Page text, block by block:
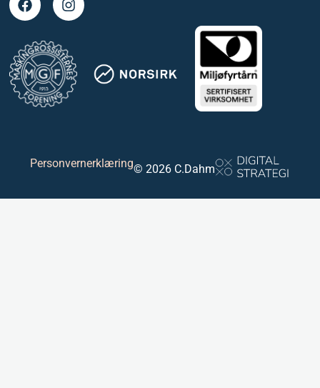
Personvernerklæring© 2026 C.Dahm